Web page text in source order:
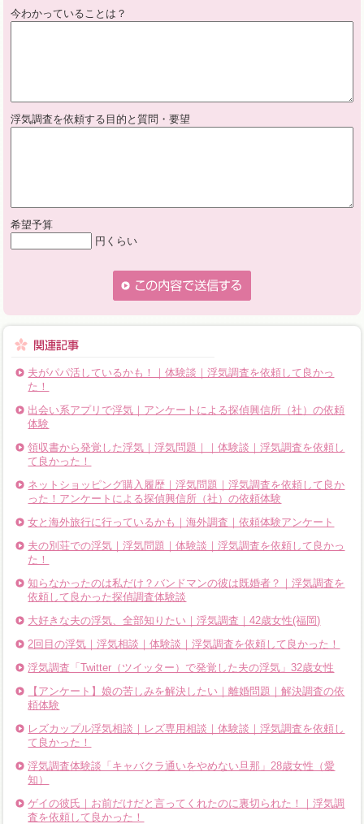
今わかっていることは？
浮気調査を依頼する目的と質問・要望
希望予算
円くらい
夫がパパ活しているかも！｜体験談｜浮気調査を依頼して良かっ
た！
出会い系アプリで浮気｜アンケートによる探偵興信所（社）の依頼
体験
領収書から発覚した浮気｜浮気問題｜｜体験談｜浮気調査を依頼し
て良かった！
ネットショッピング購入履歴｜浮気問題｜浮気調査を依頼して良か
った！アンケートによる探偵興信所（社）の依頼体験
女と海外旅行に行っているかも｜海外調査｜依頼体験アンケート
夫の別荘での浮気｜浮気問題｜体験談｜浮気調査を依頼して良かっ
た！
知らなかったのは私だけ？バンドマンの彼は既婚者？｜浮気調査を
依頼して良かった探偵調査体験談
大好きな夫の浮気、全部知りたい｜浮気調査｜42歳女性(福岡)
2回目の浮気｜浮気相談｜体験談｜浮気調査を依頼して良かった！
浮気調査「Twitter（ツイッター）で発覚した夫の浮気」32歳女性
【アンケート】娘の苦しみを解決したい｜離婚問題｜解決調査の依
頼体験
レズカップル浮気相談｜レズ専用相談｜体験談｜浮気調査を依頼し
て良かった！
浮気調査体験談「キャバクラ通いをやめない旦那」28歳女性（愛
知）
ゲイの彼氏｜お前だけだと言ってくれたのに裏切られた！｜浮気調
査を依頼して良かった！